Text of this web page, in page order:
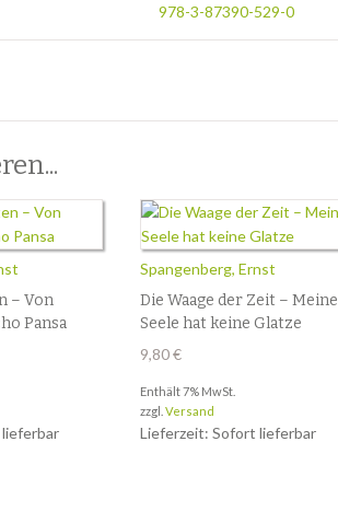
978-3-87390-529-0
– Von
Pansa
Spangenberg, Ernst
Die Waage der Zeit – Meine
Seele hat keine Glatze
9,80€
Enthält 7% MwSt.
zzgl.Versand
Lieferzeit: Sofort lieferbar